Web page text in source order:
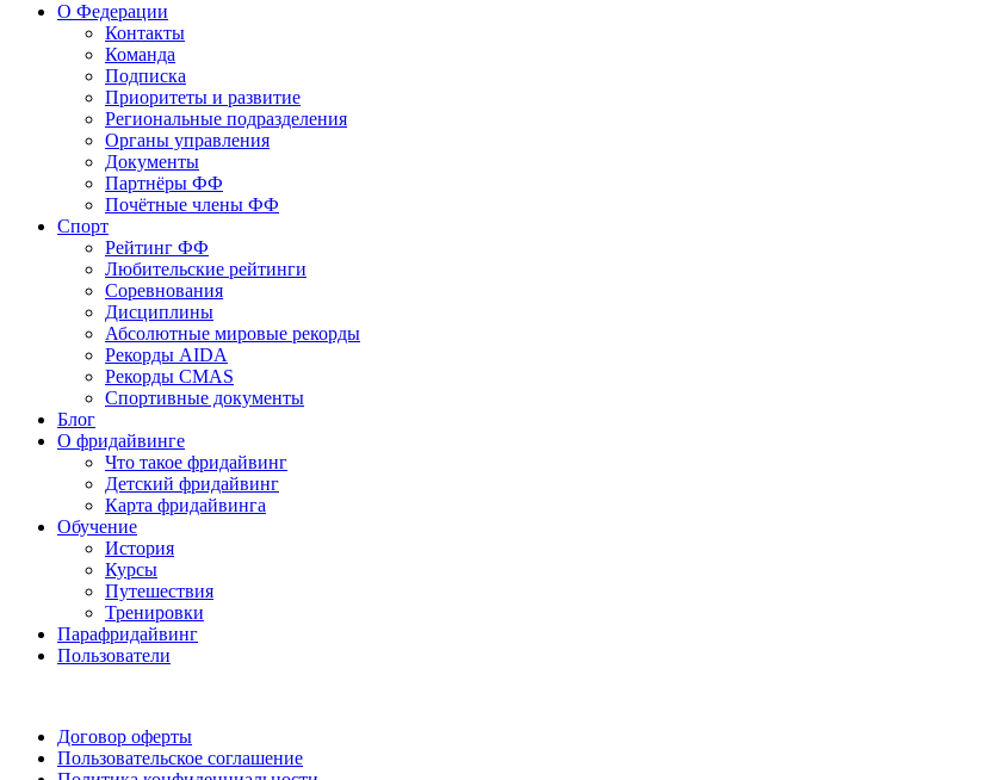
О Федерации
Контакты
Команда
Подписка
Приоритеты и развитие
Региональные подразделения
Органы управления
Документы
Партнёры ФФ
Почётные члены ФФ
Спорт
Рейтинг ФФ
Любительские рейтинги
Соревнования
Дисциплины
Абсолютные мировые рекорды
Рекорды AIDA
Рекорды CMAS
Спортивные документы
Блог
О фридайвинге
Что такое фридайвинг
Детский фридайвинг
Карта фридайвинга
Обучение
История
Курсы
Путешествия
Тренировки
Парафридайвинг
Пользователи
Договор оферты
Пользовательское соглашение